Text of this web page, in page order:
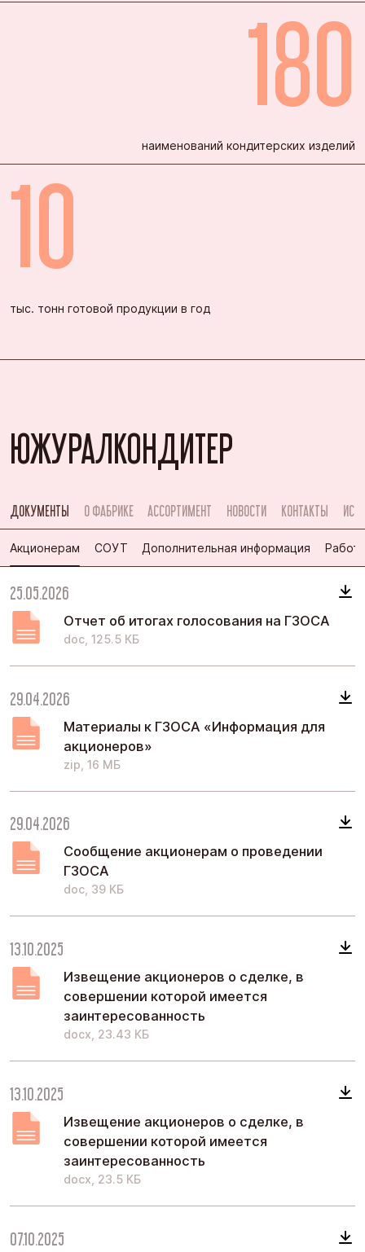
180
наименований кондитерских изделий
10
тыс. тонн готовой продукции в год
ЮЖУРАЛКОНДИТЕР
ДОКУМЕНТЫ О ФАБРИКЕ АССОРТИМЕНТ НОВОСТИ КОНТАКТЫ
Акционерам СОУТ Дополнительная информация
25.05.2026
Отчет об итогах голосования на ГЗОСА
doc, 125.5 КБ
29.04.2026
Материалы к ГЗОСА «Информация для
акционеров»
zip, 16 МБ
29.04.2026
Сообщение акционерам о проведении
ГЗОСА
doc, 39 КБ
13.10.2025
Извещение акционеров о сделке, в
совершении которой имеется
заинтересованность
docx, 23.43 КБ
13.10.2025
Извещение акционеров о сделке, в
совершении которой имеется
заинтересованность
docx, 23.5 КБ
07.10.2025